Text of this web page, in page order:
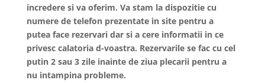
incredere si va oferim. Va stam la dispozitie cu
numere de telefon prezentate in site pentru a
putea face rezervari dar si a cere informatii in ce
privesc calatoria d-voastra. Rezervarile se fac cu cel
putin 2 sau 3 zile inainte de ziua plecarii pentru a
nu intampina probleme.